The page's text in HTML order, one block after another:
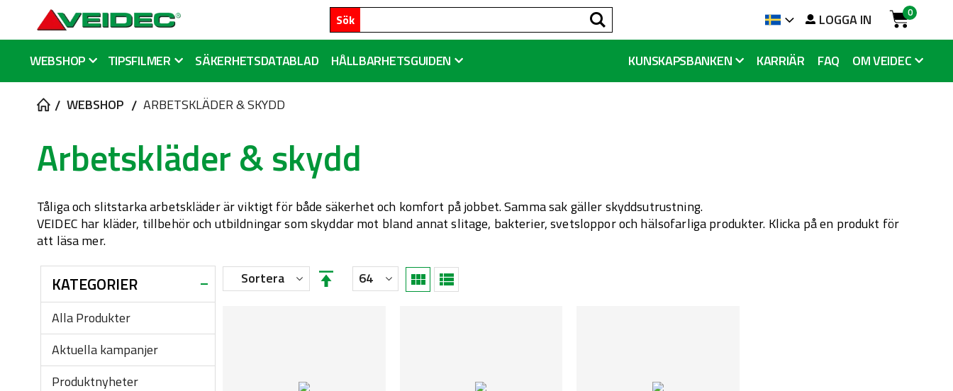
Sök Language
LOGGA IN Cart
0
WEBSHOP TIPSFILMER SÄKERHETSDATABLAD HÅLLBARHETSGUIDEN KUNSKAPSBANKEN KARRIÄR FAQ OM VEIDEC
WEBSHOP ARBETSKLÄDER & SKYDD
Arbetskläder & skydd
Tåliga och slitstarka arbetskläder är viktigt för både säkerhet och komfort på jobbet. Samma sak gäller skyddsutrustning.
VEIDEC har kläder, tillbehör och utbildningar som skyddar mot bland annat slitage, bakterier, svetsloppor och hälsofarliga produkter. Klicka på en produkt för
att läsa mer.
KATEGORIER
Alla Produkter
Aktuella kampanjer
Produktnyheter
Sortera
Fallande
Visa
Rutnät
Lista